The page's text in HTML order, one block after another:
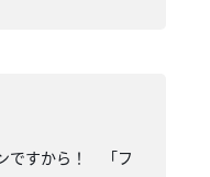
ですから！ 「フ